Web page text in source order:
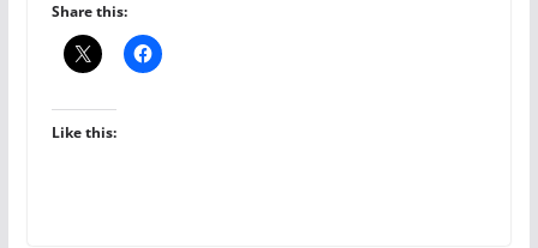
Share this:
Like this: